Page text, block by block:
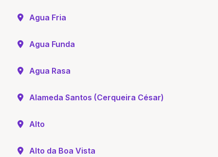
Agua Fria
Agua Funda
Agua Rasa
Alameda Santos (Cerqueira César)
Alto
Alto da Boa Vista